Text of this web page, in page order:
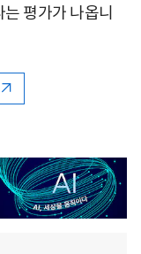
평가가 나옵니